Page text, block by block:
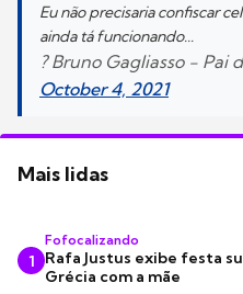
Eu não precisaria confiscar
ainda tá funcionando...
? Bruno Gagliasso - Pai
October 4, 2021
Mais lidas
1
Fofocalizando
Rafa Justus exibe festa
Grécia com a mãe